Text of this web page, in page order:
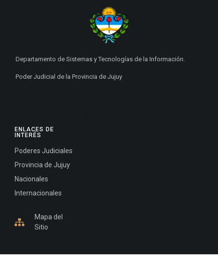
ENLACES DE
INTERÉS
Poderes Judiciales
Provincia de Jujuy
Nacionales
Internacionales
Mapa del
Sitio
Departamento de Sistemas y Tecnologías de la Información.
Poder Judicial de la Provincia de Jujuy